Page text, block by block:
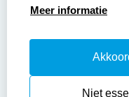
Instructiepagina
Safety Sheets
Meer informatie
Niet